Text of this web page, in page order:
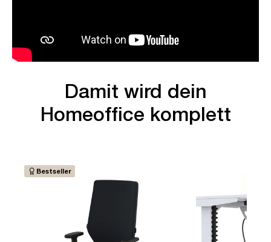
Damit wird dein
Homeoffice komplett
Bestseller